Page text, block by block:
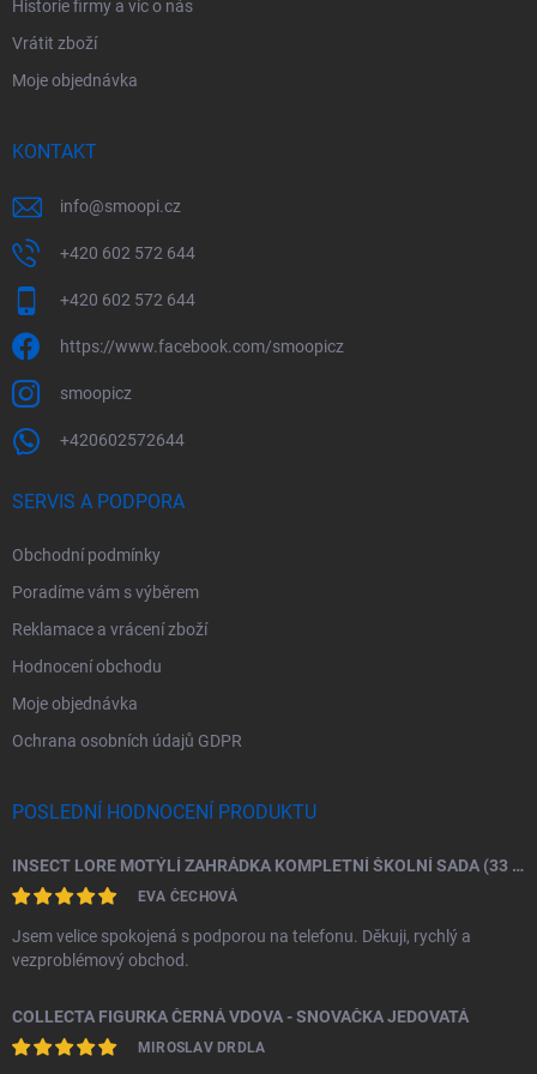
Historie firmy a víc o nás
Vrátit zboží
Moje objednávka
KONTAKT
info@smoopi.cz
+420 602 572 644
+420 602 572 644
https://www.facebook.com/smoopicz
smoopicz
+420602572644
SERVIS A PODPORA
Obchodní podmínky
Poradíme vám s výběrem
Reklamace a vrácení zboží
Hodnocení obchodu
Moje objednávka
Ochrana osobních údajů GDPR
POSLEDNÍ HODNOCENÍ PRODUKTU
INSECT LORE MOTÝLÍ ZAHRÁDKA KOMPLETNÍ ŠKOLNÍ SADA (33 HOUSENEK)
EVA ČECHOVÁ
Jsem velice spokojená s podporou na telefonu. Děkuji, rychlý a
vezproblémový obchod.
COLLECTA FIGURKA ČERNÁ VDOVA - SNOVAČKA JEDOVATÁ
MIROSLAV DRDLA